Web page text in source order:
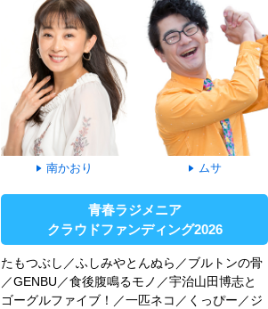
南かおり ムサ
青春ラジメニア
クラウドファンディング2026
たもつぶし／ふしみやとんぬら／ブルトンの骨
／GENBU／食後腹鳴るモノ／宇治山田博志と
ゴーグルファイブ！／一匹ネコ／くっぴー／ジ